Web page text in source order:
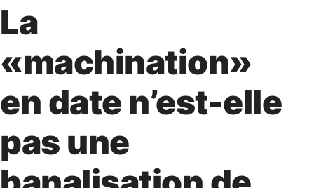
La
«machination»
en date n’est-elle
pas une